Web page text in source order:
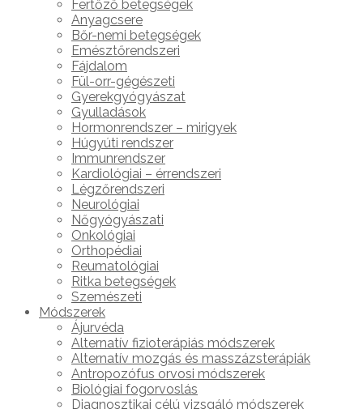
Fertőző betegségek
Anyagcsere
Bőr-nemi betegségek
Emésztőrendszeri
Fájdalom
Fül-orr-gégészeti
Gyerekgyógyászat
Gyulladások
Hormonrendszer – mirigyek
Húgyúti rendszer
Immunrendszer
Kardiológiai – érrendszeri
Légzőrendszeri
Neurológiai
Nőgyógyászati
Onkológiai
Orthopédiai
Reumatológiai
Ritka betegségek
Szemészeti
Módszerek
Ájurvéda
Alternatív fizioterápiás módszerek
Alternatív mozgás és masszázsterápiák
Antropozófus orvosi módszerek
Biológiai fogorvoslás
Diagnosztikai célú vizsgáló módszerek